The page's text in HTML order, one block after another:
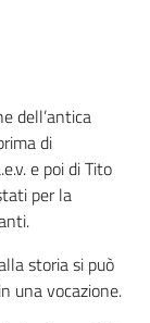
dell’antica
di
e poi di Tito
per la
storia si può
una vocazione.